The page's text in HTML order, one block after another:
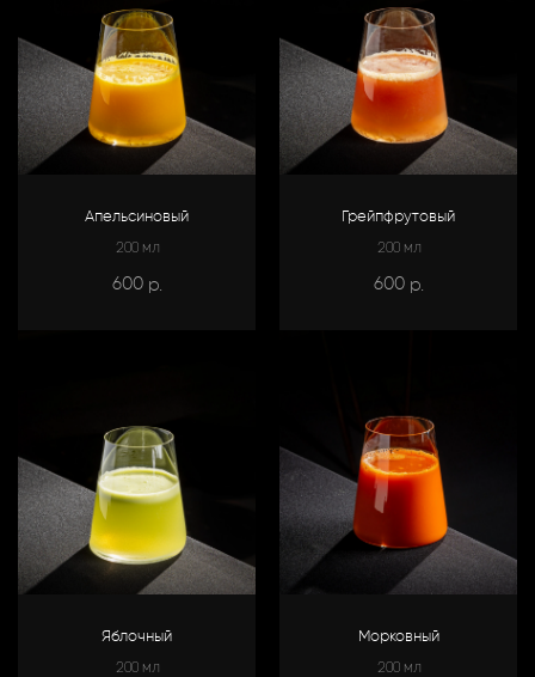
Апельсиновый
200 мл
600 р.
Грейпфрутовый
200 мл
600 р.
Яблочный
200 мл
Морковный
200 мл